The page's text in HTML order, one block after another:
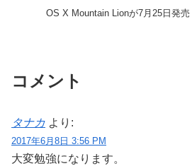
OS X Mountain Lionが7月25日発売
コメント
タナカ より:
2017年6月8日 3:56 PM
大変勉強になります。